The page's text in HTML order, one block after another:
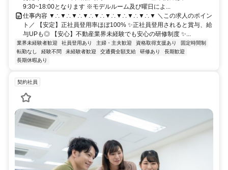
9:30~18:00となります ※モデルルーム及び曜日によ...
仕事内容 ▼∴▼∴▼∴▼∴▼∴▼∴▼∴▼∴▼∴▼ ＼この求人のポイン
ト／ 【安定】正社員登用率ほぼ100% ✨正社員登用されると賞与、給
与UPも◎ 【安心】不動産業界未経験でも安心の研修制度 ✨...
業界未経験者歓迎 社員登用あり 主婦・主夫歓迎 資格取得支援あり
固定時間制
転勤なし
経験不問 未経験者歓迎 交通費全額支給 研修あり
長期歓迎
長期休暇あり
契約社員